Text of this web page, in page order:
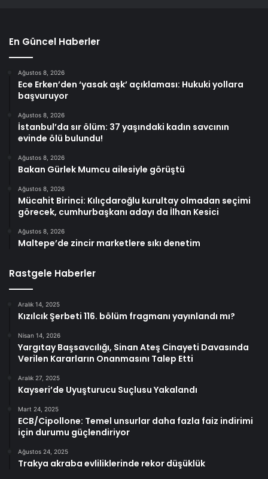
En Güncel Haberler
Ağustos 8, 2026
Ece Erken’den ‘yasak aşk’ açıklaması: Hukuki yollara
başvuruyor
Ağustos 8, 2026
İstanbul’da sır ölüm: 37 yaşındaki kadın savcının
evinde ölü bulundu!
Ağustos 8, 2026
Bakan Gürlek Mumcu ailesiyle görüştü
Ağustos 8, 2026
Mücahit Birinci: Kılıçdaroğlu kurultay olmadan seçimi
görecek, cumhurbaşkanı adayı da İlhan Kesici
Ağustos 8, 2026
Maltepe’de zincir marketlere sıkı denetim
Rastgele Haberler
Aralık 14, 2025
Kızılcık Şerbeti 116. bölüm fragmanı yayınlandı mı?
Nisan 14, 2026
Yargıtay Başsavcılığı, Sinan Ateş Cinayeti Davasında
Verilen Kararların Onanmasını Talep Etti
Aralık 27, 2025
Kayseri’de Uyuşturucu Suçlusu Yakalandı
Mart 24, 2025
ECB/Cipollone: Temel unsurlar daha fazla faiz indirimi
için durumu güçlendiriyor
Ağustos 24, 2025
Trakya akraba evliliklerinde rekor düşüklük